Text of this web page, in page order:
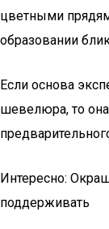
цветными
образовании
Если основа
шевелюра, то
Интересно:
поддерживать